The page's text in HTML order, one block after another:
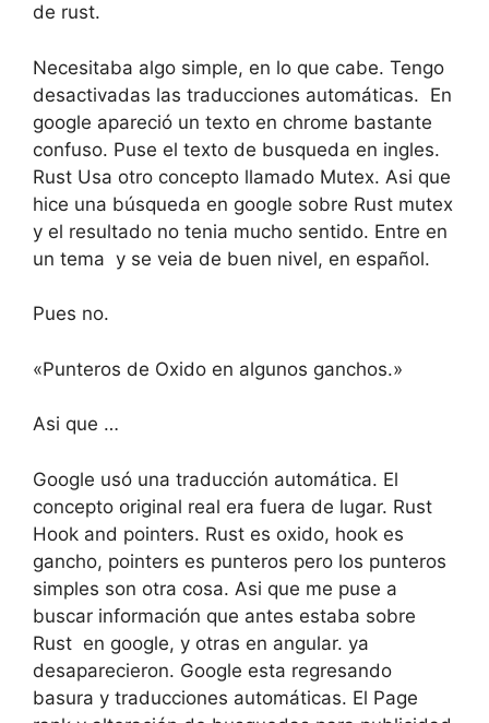
de rust.
Necesitaba algo simple, en lo que cabe. Tengo
desactivadas las traducciones automáticas. En
google apareció un texto en chrome bastante
confuso. Puse el texto de busqueda en ingles.
Rust Usa otro concepto llamado Mutex. Asi que
hice una búsqueda en google sobre Rust mutex
y el resultado no tenia mucho sentido. Entre en
un tema y se veia de buen nivel, en español.
Pues no.
«Punteros de Oxido en algunos ganchos.»
Asi que …
Google usó una traducción automática. El
concepto original real era fuera de lugar. Rust
Hook and pointers. Rust es oxido, hook es
gancho, pointers es punteros pero los punteros
simples son otra cosa. Asi que me puse a
buscar información que antes estaba sobre
Rust en google, y otras en angular. ya
desaparecieron. Google esta regresando
basura y traducciones automáticas. El Page